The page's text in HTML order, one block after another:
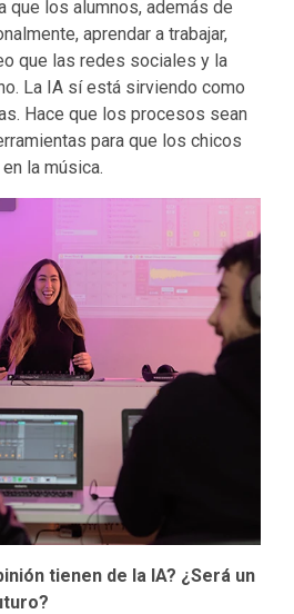
que los alumnos, además de
aprendar a trabajar,
que las redes sociales y la
La IA sí está sirviendo como
Hace que los procesos sean
para que los chicos
la música.
tienen de la IA? ¿Será un